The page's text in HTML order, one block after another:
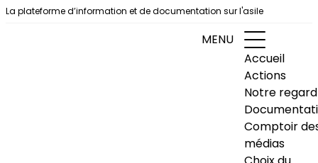
Aller au contenu
La plateforme d’information et de documentation sur l'asile
MENU
Accueil
Actions
Notre regard
Comptoir
médias